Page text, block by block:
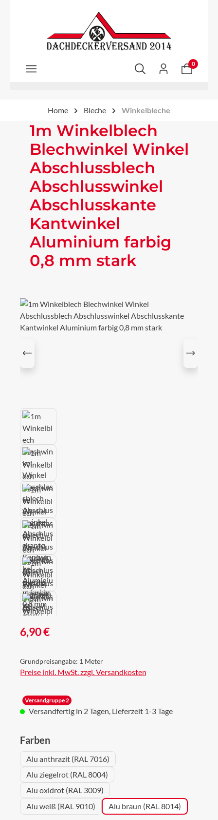
Zum Hauptinhalt springen
0
Home Bleche Winkelbleche
1m Winkelblech
Blechwinkel Winkel
Abschlussblech
Abschlusswinkel
Abschlusskante
Kantwinkel
Aluminium farbig
0,8 mm stark
Bildergalerie überspringen
Regulärer Preis:
6,90 €
Grundpreisangabe: 1 Meter
Preise inkl. MwSt. zzgl. Versandkosten
Versandgruppe 2
Versandfertig in 2 Tagen, Lieferzeit 1-3 Tage
Farbenauswählen
Alu anthrazit (RAL 7016)
Alu ziegelrot (RAL 8004)
Alu oxidrot (RAL 3009)
Alu weiß (RAL 9010)
Alu braun (RAL 8014)